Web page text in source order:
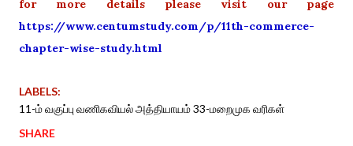
for more details please visit our page
https://www.centumstudy.com/p/11th-commerce-
chapter-wise-study.html
LABELS:
11-ம் வகுப்பு வணிகவியல் அத்தியாயம் 33-மறைமுக வரிகள்
SHARE